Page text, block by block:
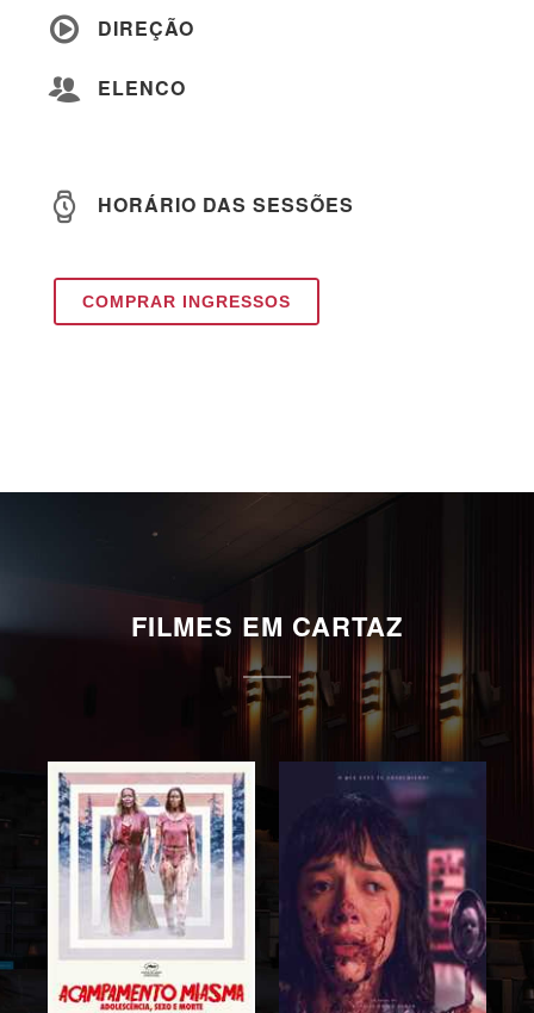
DIREÇÃO
ELENCO
HORÁRIO DAS SESSÕES
COMPRAR INGRESSOS
FILMES EM CARTAZ